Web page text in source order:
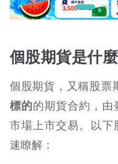
個股期貨是什
個股期貨，又稱股票
標的的期貨合約，由
市場上市交易。以下
速瞭解：